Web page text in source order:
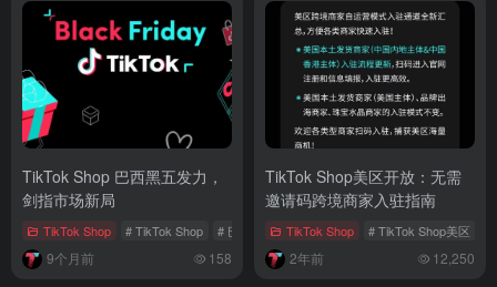
TikTok Shop 巴西黑五发力，
剑指市场新局
TikTok Shop # TikTok Shop # 巴西电商市场 # 黑五
9个月前 158
TikTok Shop美区开放：无需
邀请码跨境商家入驻指南
TikTok Shop # TikTok Shop美区
2年前 12,250